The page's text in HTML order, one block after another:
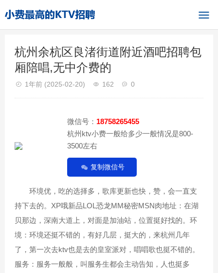
杭州余杭区良渚街道附近酒吧招聘包
厢陪唱,无中介费的
1年前 (2025-02-20) 162 0
微信号： 18758265455
杭州ktv小费一般给多少一般情况是800-
3500左右
复制微信号
环境优，吃的选择多，歌库更新也快，赞，会一直支
持下去的。XP哦新品LOL恐龙MM秘密MSN肉地址：在湖
贝那边，深南大道上，对面是加油站，位置挺好找的。环
境：环境还挺不错的，有好几层，挺大的，来杭州几年
了，第一次去ktv也是去的皇室派对，唱唱歌也挺不错的。
服务：服务一般般，叫服务生都会主动告知，人也挺多